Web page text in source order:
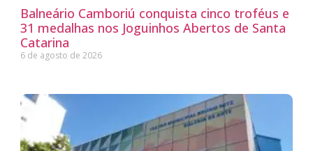
Balneário Camboriú conquista cinco troféus e
31 medalhas nos Joguinhos Abertos de Santa
Catarina
6 de agosto de 2026